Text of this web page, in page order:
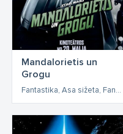
Mandalorietis un
Grogu
Fantastika, Asa sižeta, Fantāzija, Piedzīvojumi